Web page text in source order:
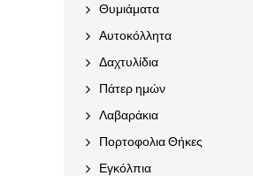
Θυμιάματα
Αυτοκόλλητα
Δαχτυλίδια
Πάτερ ημών
Λαβαράκια
Πορτοφολια Θήκες
Εγκόλπια